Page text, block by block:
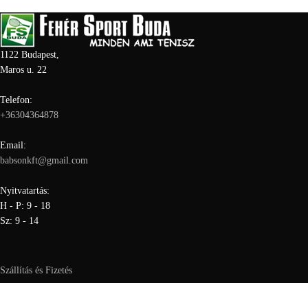
1122 Budapest,
Maros u. 22
Telefon:
+36304364878
Email:
babsonkft@gmail.com
Nyitvatartás:
H - P: 9 - 18
Sz: 9 - 14
Szállítás és Fizetés